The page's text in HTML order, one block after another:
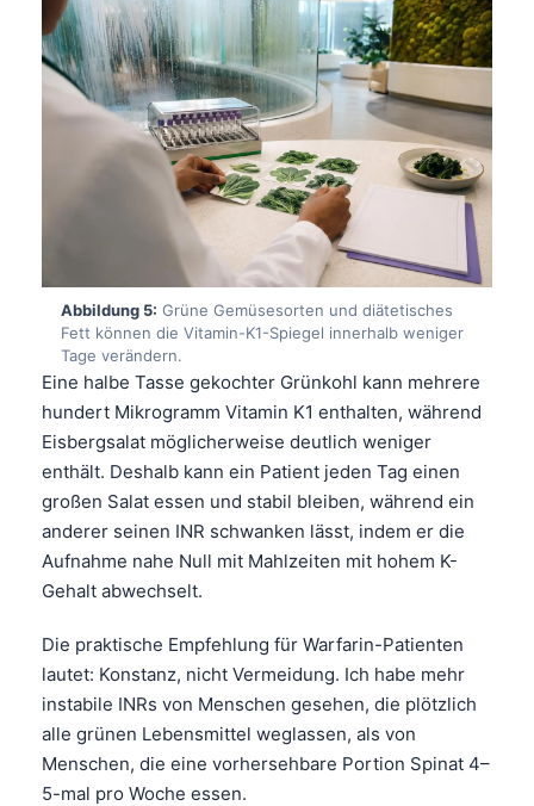
Abbildung 5: Grüne Gemüsesorten und diätetisches
Fett können die Vitamin-K1-Spiegel innerhalb weniger
Tage verändern.
Eine halbe Tasse gekochter Grünkohl kann mehrere
hundert Mikrogramm Vitamin K1 enthalten, während
Eisbergsalat möglicherweise deutlich weniger
enthält. Deshalb kann ein Patient jeden Tag einen
großen Salat essen und stabil bleiben, während ein
anderer seinen INR schwanken lässt, indem er die
Aufnahme nahe Null mit Mahlzeiten mit hohem K-
Gehalt abwechselt.
Die praktische Empfehlung für Warfarin-Patienten
lautet: Konstanz, nicht Vermeidung. Ich habe mehr
instabile INRs von Menschen gesehen, die plötzlich
alle grünen Lebensmittel weglassen, als von
Menschen, die eine vorhersehbare Portion Spinat 4–
5-mal pro Woche essen.
ភាសាខ្មែរ
Kiswahili
አማርኛ
Українська
Қазақ тілі
Suomi
Hrvatski
Slovenčina
كوردی‎
پښتو
سنڌي
Latviešu valoda
Македонски јазик
Euskara
Gàidhlig